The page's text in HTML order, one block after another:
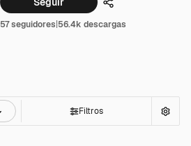
Compartir
57 seguidores|56.4k descargas
Filtros